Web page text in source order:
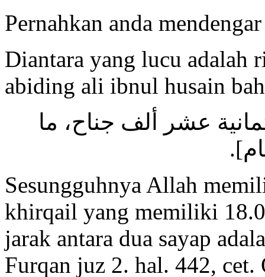
Pernahkan anda
Diantara yang lucu adalah
abiding ali ibnul husain
عشر ألف جناح، ما
Sesungguhnya Allah
khirqail yang memiliki
jarak antara dua sayap
Furqan juz 2. hal. 442, cet.